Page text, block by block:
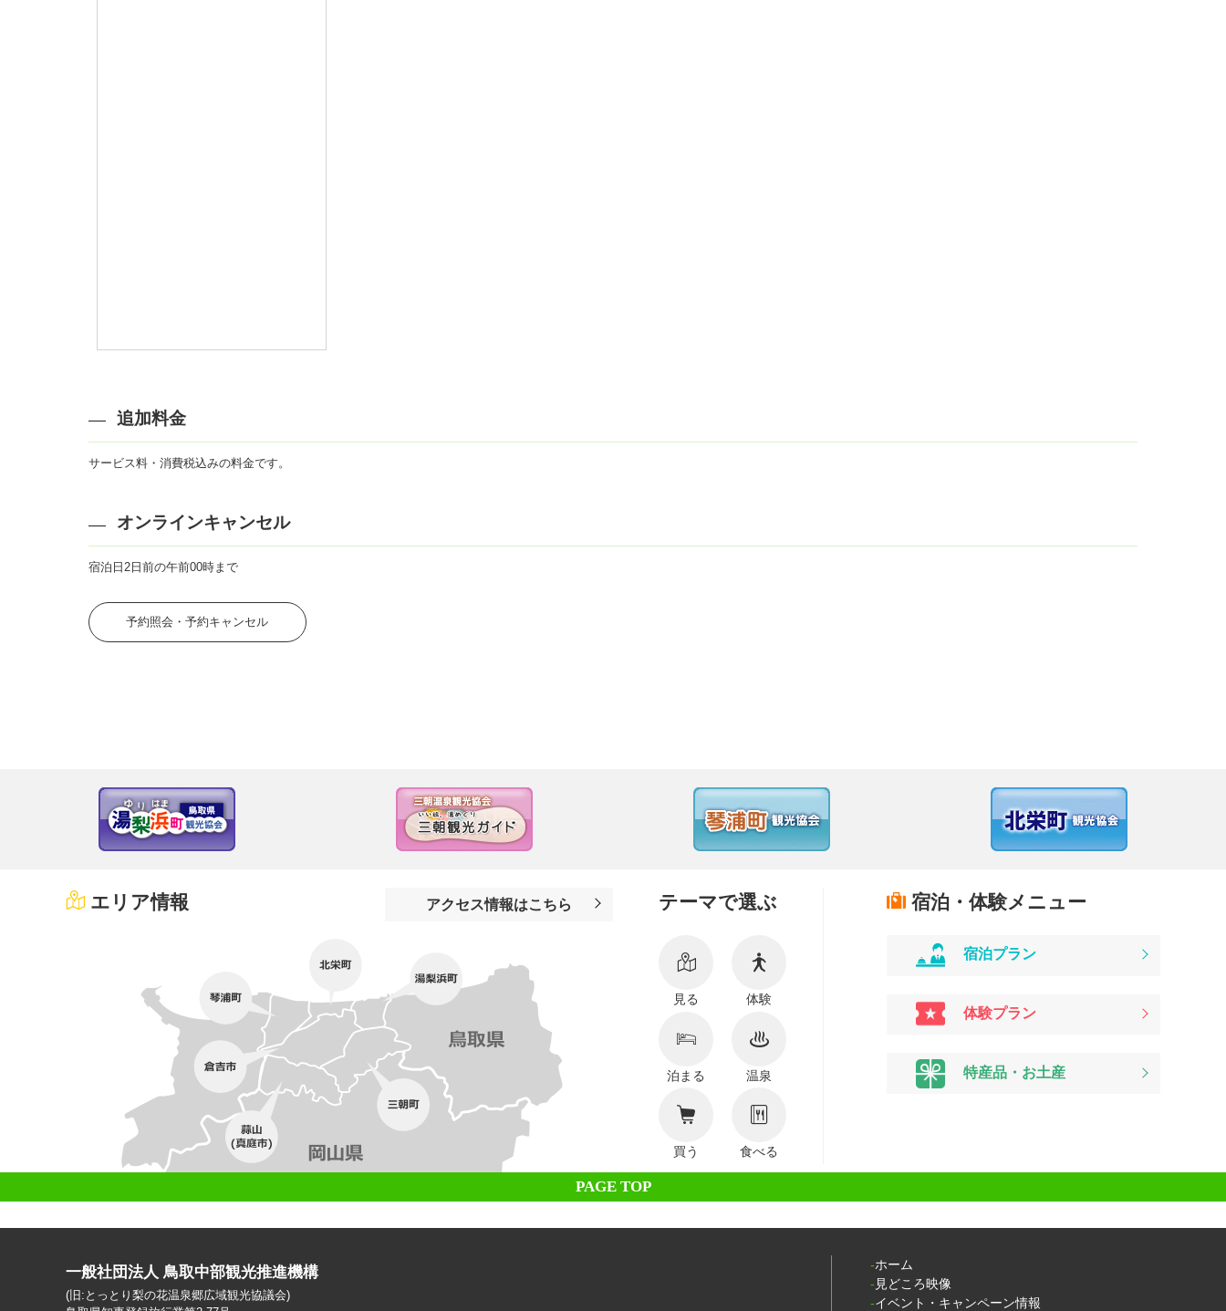
追加料金
サービス料・消費税込みの料金です。
オンラインキャンセル
宿泊日2日前の午前00時まで
予約照会・予約キャンセル
エリア情報 アクセス情報はこちら テーマで選ぶ
見る 体験
泊まる 温泉
買う 食べる
宿泊・体験メニュー
宿泊プラン
体験プラン
特産品・お土産
PAGE TOP
一般社団法人 鳥取中部観光推進機構
(旧:とっとり梨の花温泉郷広域観光協議会)
ホーム
見どころ映像
イベント・キャンペーン情報